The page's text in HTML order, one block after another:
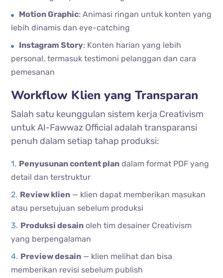
Motion Graphic: Animasi ringan untuk konten yang
lebih dinamis dan eye-catching
Instagram Story: Konten harian yang lebih
personal, termasuk testimoni pelanggan dan cara
pemesanan
Workflow Klien yang Transparan
Salah satu keunggulan sistem kerja Creativism
untuk Al-Fawwaz Official adalah transparansi
penuh dalam setiap tahap produksi:
Penyusunan content plan dalam format PDF yang
detail dan terstruktur
Review klien — klien dapat memberikan masukan
atau persetujuan sebelum produksi
Produksi desain oleh tim desainer Creativism
yang berpengalaman
Preview desain — klien melihat dan bisa
memberikan revisi sebelum publish